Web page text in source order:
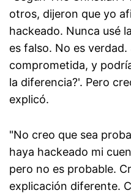
otros, dijeron que yo
hackeado. Nunca usé
es falso. No es
comprometida, y
la diferencia?'. Pero
explicó.
"No creo que sea
haya hackeado mi
pero no es probable.
explicación diferente.